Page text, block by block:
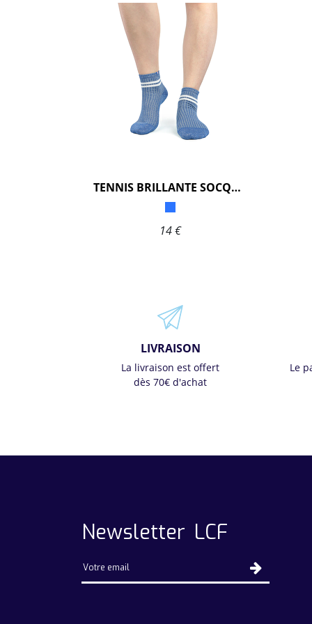
TENNIS BRILLANTE SOCQUETTE
14 €
LIVRAISON
La livraison est offert
dès 70€ d'achat
Le
Newsletter LCF